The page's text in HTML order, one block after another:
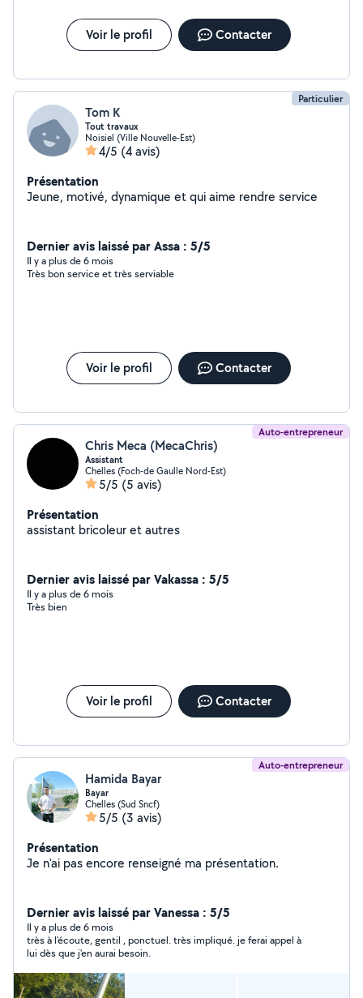
Voir le profil Contacter
Particulier
Tom K
Tout travaux
Noisiel (Ville Nouvelle-Est)
4/5 (4 avis)
Présentation
Jeune, motivé, dynamique et qui aime rendre service
Dernier avis laissé par Assa : 5/5
Il y a plus de 6 mois
Très bon service et très serviable
Voir le profil Contacter
Auto-entrepreneur
Chris Meca (MecaChris)
Assistant
Chelles (Foch-de Gaulle Nord-Est)
5/5 (5 avis)
Présentation
assistant bricoleur et autres
Dernier avis laissé par Vakassa : 5/5
Il y a plus de 6 mois
Très bien
Voir le profil Contacter
Auto-entrepreneur
Hamida Bayar
Bayar
Chelles (Sud Sncf)
5/5 (3 avis)
Présentation
Je n'ai pas encore renseigné ma présentation.
Dernier avis laissé par Vanessa : 5/5
Il y a plus de 6 mois
très à l'écoute, gentil , ponctuel. très impliqué. je ferai appel à
lui dès que j'en aurai besoin.